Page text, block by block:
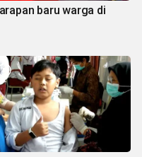
baru warga di